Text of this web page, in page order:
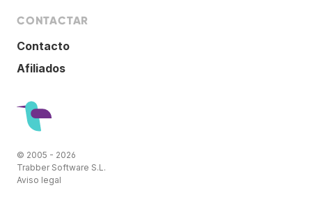
CONTACTAR
Contacto
Afiliados
© 2005 - 2026
Trabber Software S.L.
Aviso legal